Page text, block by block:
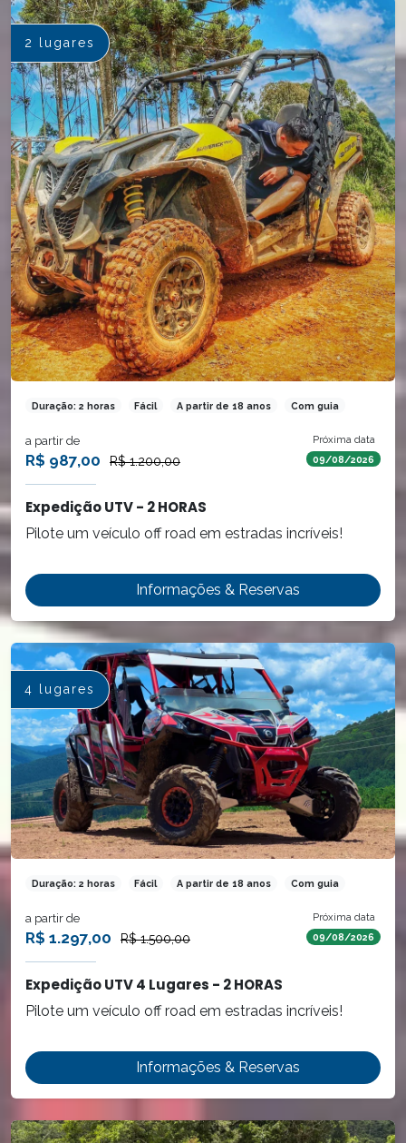
2 lugares
Duração: 2 horas Fácil A partir de 18 anos Com guia
Próxima data
09/08/2026
a partir de
R$ 987,00 R$ 1.200,00
Expedição UTV - 2 HORAS
Pilote um veículo off road em estradas incríveis!
Informações & Reservas
4 lugares
Duração: 2 horas Fácil A partir de 18 anos Com guia
Próxima data
09/08/2026
a partir de
R$ 1.297,00 R$ 1.500,00
Expedição UTV 4 Lugares - 2 HORAS
Pilote um veículo off road em estradas incríveis!
Informações & Reservas